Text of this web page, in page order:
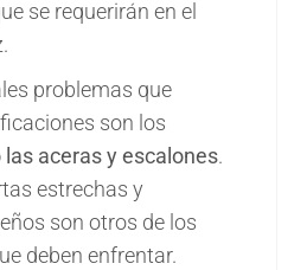
se requerirán en el
problemas que
son los
aceras y escalones.
estrechas y
son otros de los
deben enfrentar.